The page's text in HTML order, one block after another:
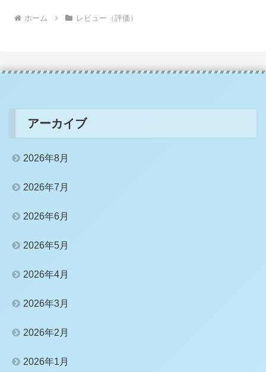
ホーム レビュー（評価）
アーカイブ
2026年8月
2026年7月
2026年6月
2026年5月
2026年4月
2026年3月
2026年2月
2026年1月